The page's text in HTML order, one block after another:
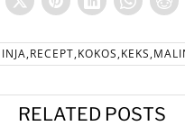
RELATED POSTS